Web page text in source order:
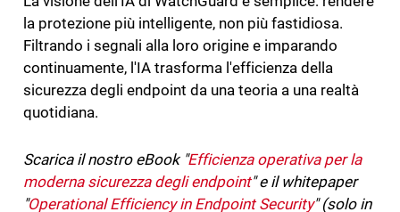
la protezione più intelligente, non più fastidiosa.
Filtrando i segnali alla loro origine e imparando
continuamente, l'IA trasforma l'efficienza della
sicurezza degli endpoint da una teoria a una realtà
quotidiana.
Scarica il nostro eBook "Efficienza operativa per la
moderna sicurezza degli endpoint" e il whitepaper
"Operational Efficiency in Endpoint Security" (solo in